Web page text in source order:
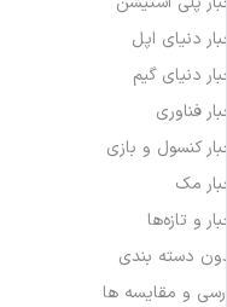
اخبار دنیای اپل
اخبار دنیای گیم
اخبار فناوری
اخبار کنسول و بازی
اخبار مک
اخبار و تازه‌ها
بدون دسته بندی
بررسی و مقایسه ها